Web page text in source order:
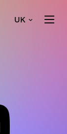
UK